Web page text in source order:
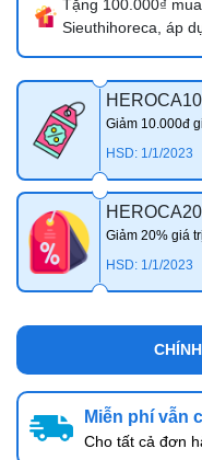
Tặng 100.000₫
Sieuthihoreca, áp
HEROCA10
Giảm 10.000đ
HSD: 1/1/2023
HEROCA20
Giảm 20% giá
HSD: 1/1/2023
Miễn phí vẫn
Cho tất cả đơn